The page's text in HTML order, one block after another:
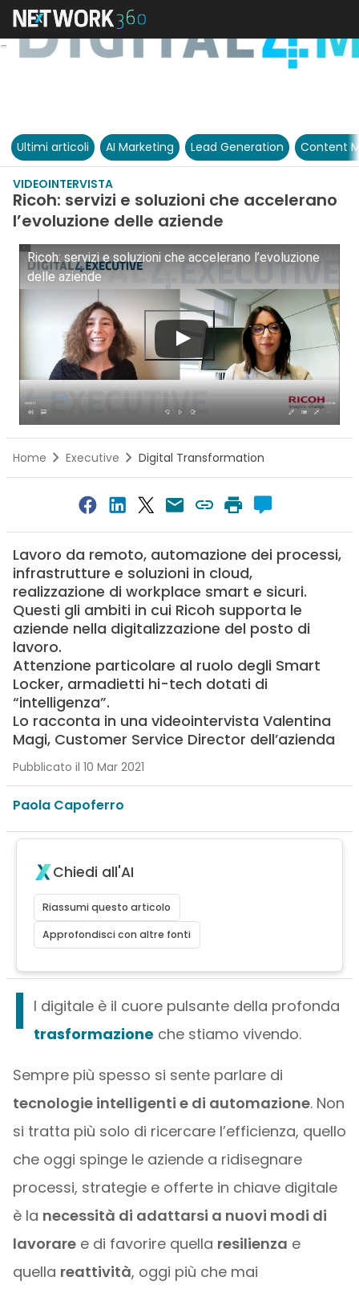
Ultimi articoli AI Marketing Lead Generation Content
VIDEOINTERVISTA
Ricoh: servizi e soluzioni che accelerano
l’evoluzione delle aziende
Ricoh: servizi e soluzioni che accelerano l’evoluzione
delle aziende
Home Executive Digital Transformation
Lavoro da remoto, automazione dei processi,
infrastrutture e soluzioni in cloud,
realizzazione di workplace smart e sicuri.
Questi gli ambiti in cui Ricoh supporta le
aziende nella digitalizzazione del posto di
lavoro.
Attenzione particolare al ruolo degli Smart
Locker, armadietti hi-tech dotati di
“intelligenza”.
Lo racconta in una videointervista Valentina
Magi, Customer Service Director dell’azienda
Pubblicato il 10 Mar 2021
Paola Capoferro
Chiedi all'AI
Riassumi questo articolo
Approfondisci con altre fonti
I l digitale è il cuore pulsante della profonda
trasformazione che stiamo vivendo.
Sempre più spesso si sente parlare di
tecnologie intelligenti e di automazione. Non
si tratta più solo di ricercare l’efficienza, quello
che oggi spinge le aziende a ridisegnare
processi, strategie e offerte in chiave digitale
è la necessità di adattarsi a nuovi modi di
lavoraree di favorire quella resilienza e
quella reattività, oggi più che mai